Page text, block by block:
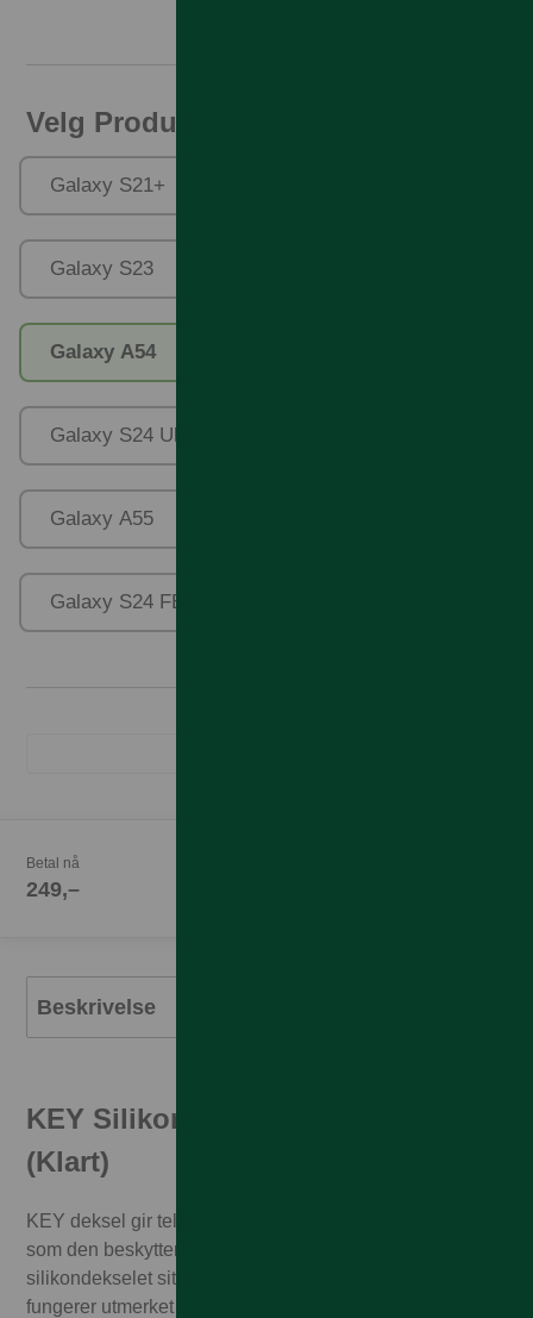
Velg Produktfamilie
Galaxy S21+
Galaxy S23
Galaxy A54
Galaxy S24 Ultra
Galaxy A55
Galaxy S24 FE
Betal nå
249,–
Beskrivelse
KEY Silikondeksel for Samsung
(Klart)
KEY deksel gir telefonen en ren fargerik look samtidig
som den beskytter telefonen din. Dette tynne
silikondekselet sitter som støpt rundt knappene og
fungerer utmerket med trådløs lading.